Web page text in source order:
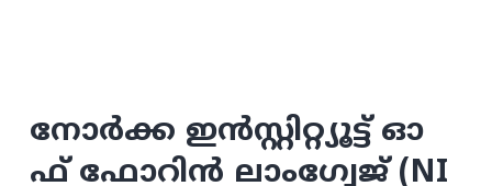
നോർക്ക ഇൻസ്റ്റിറ്റ്യൂട്ട് ഓ
ഫ് ഫോറിൻ ലാംഗ്വേജ് (NI